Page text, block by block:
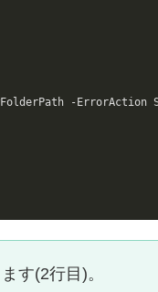
-ErrorAction
す(2行目)。